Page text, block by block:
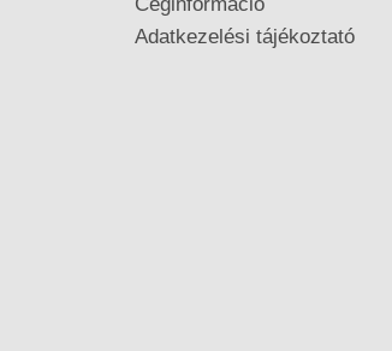
Adatkezelési tájékoztató